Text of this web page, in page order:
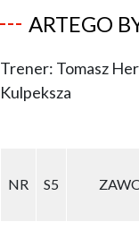
ARTEGO
Trener: Tomasz
Kulpeksza
NR S5
NR S5